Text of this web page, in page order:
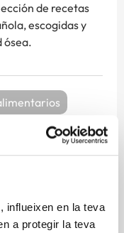
influeixen en la teva
a protegir la teva
de recetas
escogidas y
ósea.
osteoporosi